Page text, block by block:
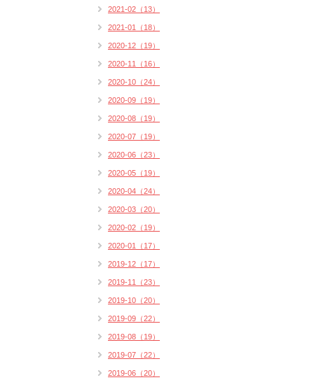
2021-02（13）
2021-01（18）
2020-12（19）
2020-11（16）
2020-10（24）
2020-09（19）
2020-08（19）
2020-07（19）
2020-06（23）
2020-05（19）
2020-04（24）
2020-03（20）
2020-02（19）
2020-01（17）
2019-12（17）
2019-11（23）
2019-10（20）
2019-09（22）
2019-08（19）
2019-07（22）
2019-06（20）